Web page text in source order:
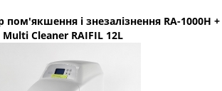
пом'якшення і знезалізнення RA-1000Н +
Multi Cleaner RAIFIL 12L